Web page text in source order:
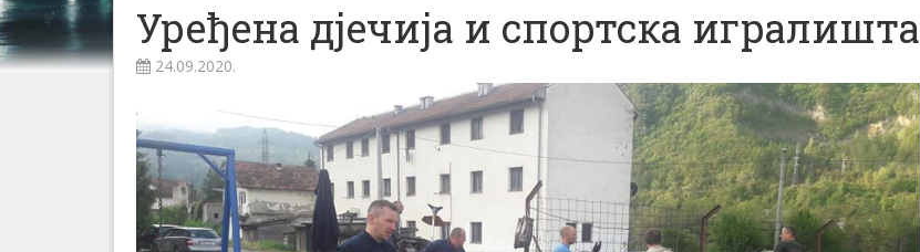
Уређена дјечија и спортска игралишта
24.09.2020.